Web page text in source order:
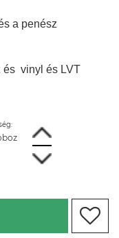
a penész
és vinyl és LVT